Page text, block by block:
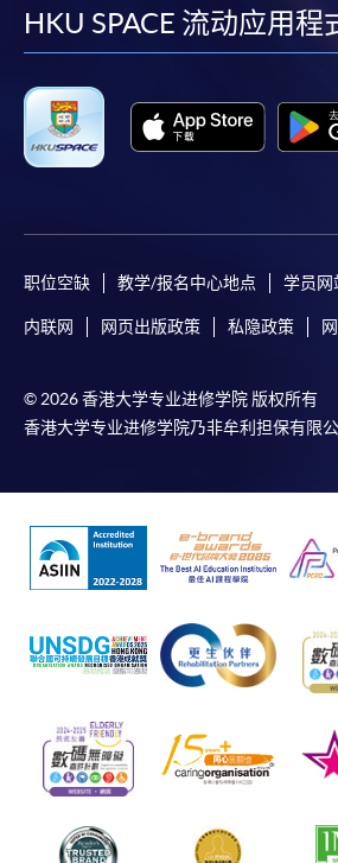
facebook
HKU SPACE 流动应用程
职位空缺 教学/报名中心地点 学员网
内联网 网页出版政策 私隐政策
© 2026 香港大学专业进修学院 版权所有
香港大学专业进修学院乃非牟利担保有限